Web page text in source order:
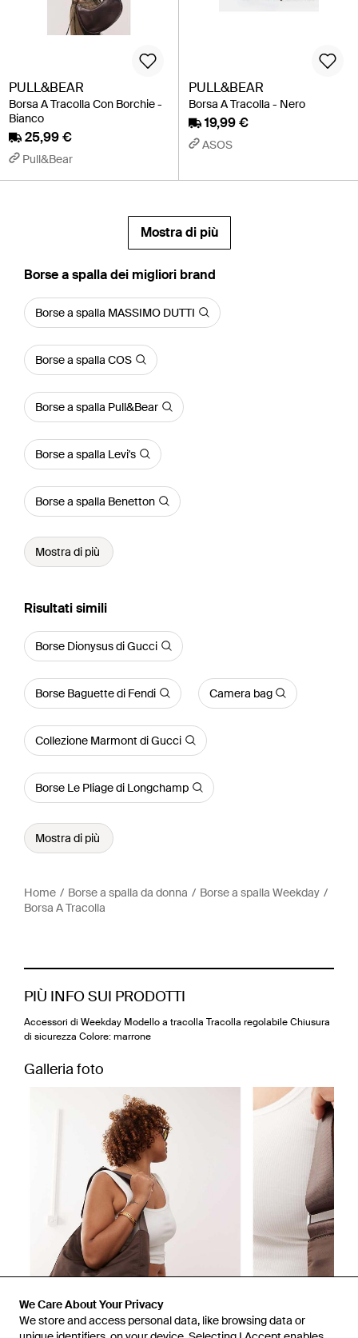
We Care About Your Privacy
We store and access personal data, like browsing data or
PULL&BEAR
Borsa A Tracolla Con Borchie -
Bianco
25,99 €
Pull&Bear
PULL&BEAR
Borsa A Tracolla - Nero
19,99 €
ASOS
Mostra di più
‪Borse a spalla‬ dei migliori brand
Borse a spalla MASSIMO DUTTI
Borse a spalla COS
Borse a spalla Pull&Bear
Borse a spalla Levi's
Borse a spalla Benetton
Mostra di più
Risultati simili
Borse Dionysus di Gucci
Borse Baguette di Fendi Camera bag
Collezione Marmont di Gucci
Borse Le Pliage di Longchamp
Mostra di più
Home Borse a spalla da donna
Borse a spalla Weekday
Borsa A Tracolla
PIÙ INFO SUI PRODOTTI
Accessori di Weekday Modello a tracolla Tracolla regolabile Chiusura
di sicurezza Colore: marrone
Galleria foto